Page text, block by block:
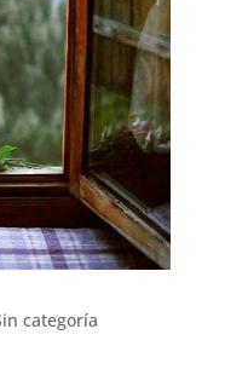
categoría